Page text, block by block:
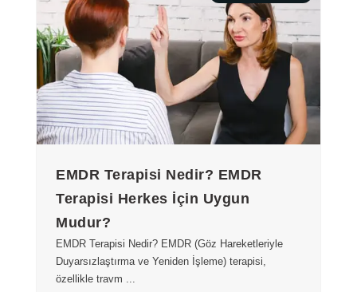
EMDR Terapisi Nedir? EMDR
Terapisi Herkes İçin Uygun
Mudur?
EMDR Terapisi Nedir? EMDR (Göz Hareketleriyle
Duyarsızlaştırma ve Yeniden İşleme) terapisi,
özellikle travm ...